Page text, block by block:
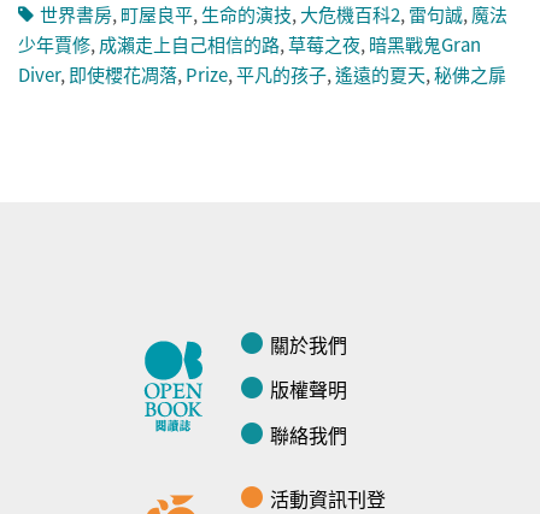
世界書房,町屋良平,生命的演技,大危機百科2,雷句誠,魔法
少年賈修,成瀨走上自己相信的路,草莓之夜,暗黑戰鬼Gran
Diver,即使櫻花凋落,Prize,平凡的孩子,遙遠的夏天,秘佛之扉
關於我們
版權聲明
聯絡我們
活動資訊刊登